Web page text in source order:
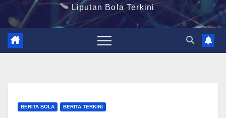
Liputan Bola Terkini
BERITA BOLA BERITA TERKINI